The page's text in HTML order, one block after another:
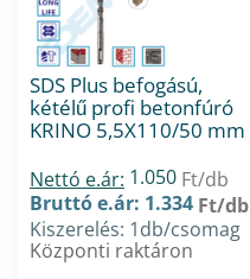
SDS Plus befogású,
kétélű profi betonfúró
KRINO 5,5X110/50 mm
Nettó e.ár: 1.050 Ft/db
Bruttó e.ár: 1.334 Ft/db
Kiszerelés: 1db/csomag
Központi raktáron